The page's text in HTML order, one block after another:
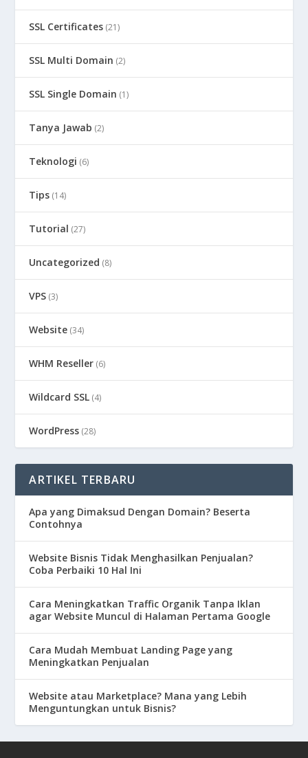
SSL Certificates (21)
SSL Multi Domain (2)
SSL Single Domain (1)
Tanya Jawab (2)
Teknologi (6)
Tips (14)
Tutorial (27)
Uncategorized (8)
VPS (3)
Website (34)
WHM Reseller (6)
Wildcard SSL (4)
WordPress (28)
ARTIKEL TERBARU
Apa yang Dimaksud Dengan Domain? Beserta
Contohnya
Website Bisnis Tidak Menghasilkan Penjualan?
Coba Perbaiki 10 Hal Ini
Cara Meningkatkan Traffic Organik Tanpa Iklan
agar Website Muncul di Halaman Pertama Google
Cara Mudah Membuat Landing Page yang
Meningkatkan Penjualan
Website atau Marketplace? Mana yang Lebih
Menguntungkan untuk Bisnis?